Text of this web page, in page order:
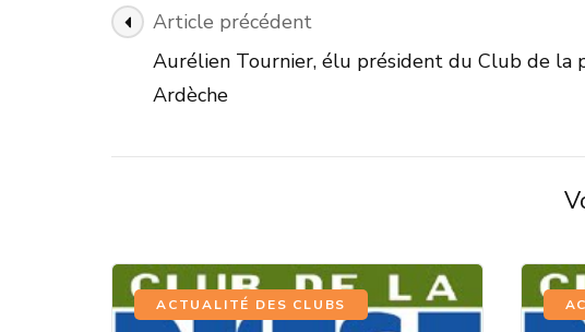
Navigation
des
articles
Article précédent
Aurélien Tournier, élu président du Club de la
Ardèche
ACTUALITÉ DES CLUBS